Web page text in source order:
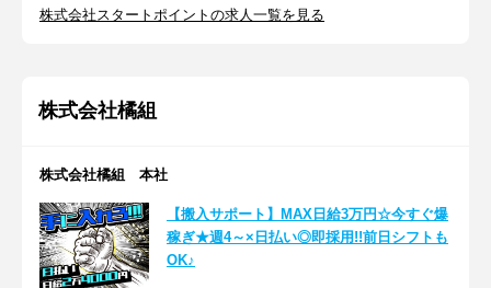
株式会社スタートポイントの求人一覧を見る
株式会社橘組
株式会社橘組 本社
【搬入サポート】MAX日給3万円☆今すぐ爆
稼ぎ★週4～×日払い◎即採用!!前日シフトも
OK♪